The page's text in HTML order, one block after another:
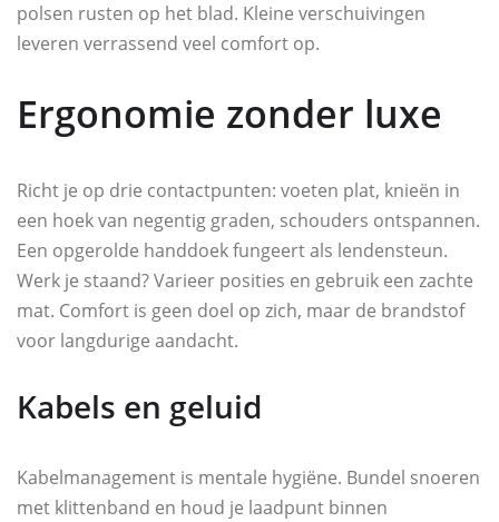
polsen rusten op het blad. Kleine verschuivingen
leveren verrassend veel comfort op.
Ergonomie zonder luxe
Richt je op drie contactpunten: voeten plat, knieën in
een hoek van negentig graden, schouders ontspannen.
Een opgerolde handdoek fungeert als lendensteun.
Werk je staand? Varieer posities en gebruik een zachte
mat. Comfort is geen doel op zich, maar de brandstof
voor langdurige aandacht.
Kabels en geluid
Kabelmanagement is mentale hygiëne. Bundel snoeren
met klittenband en houd je laadpunt binnen